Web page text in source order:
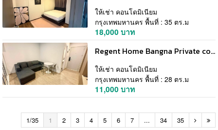
ให้เช่า คอนโดมิเนียม
กรุงเทพมหานคร พื้นที่ : 35 ตร.ม
18,000 บาท
Regent Home Bangna Private comfortable 22nd floor BTS Bangna
ให้เช่า คอนโดมิเนียม
กรุงเทพมหานคร พื้นที่ : 28 ตร.ม
11,000 บาท
1/35 1 2 3 4 5 6 7 ... 34 35